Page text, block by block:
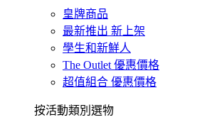
皇牌商品
最新推出 新上架
學生和新鮮人
The Outlet 優惠價格
超值組合 優惠價格
按活動類別選物